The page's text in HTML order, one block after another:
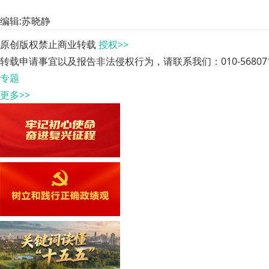
编辑:苏晓静
原创版权禁止商业转载 授权>>
转载申请事宜以及报告非法侵权行为，请联系我们：010-
专题
更多>>